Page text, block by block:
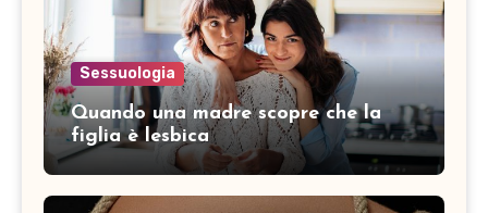
Sessuologia
Quando una madre scopre che la
figlia è lesbica